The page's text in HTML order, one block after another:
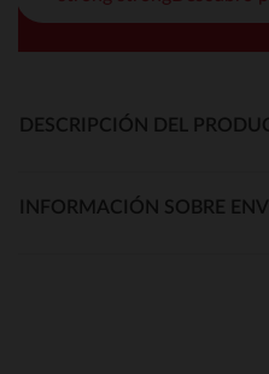
DESCRIPCIÓN DEL
INFORMACIÓN SOBRE